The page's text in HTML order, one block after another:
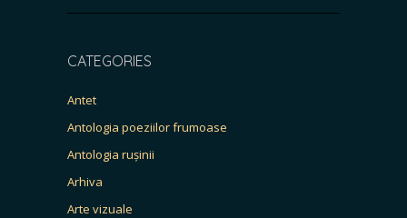
CATEGORIES
Antet
Antologia poeziilor frumoase
Antologia rușinii
Arhiva
Arte vizuale